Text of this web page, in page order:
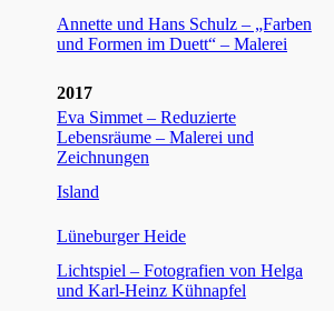
Annette und Hans Schulz – „Farben
und Formen im Duett“ – Malerei
2017
Eva Simmet – Reduzierte
Lebensräume – Malerei und
Zeichnungen
Island
Lüneburger Heide
Lichtspiel – Fotografien von Helga
und Karl-Heinz Kühnapfel